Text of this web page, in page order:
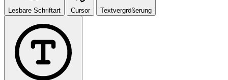
Lesbare Schriftart Cursor Textvergrößerung